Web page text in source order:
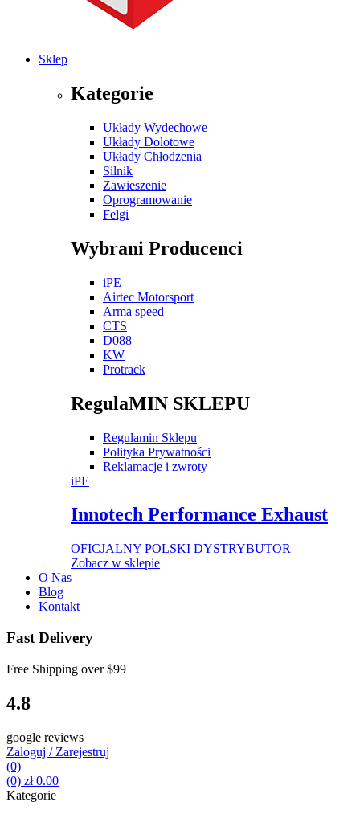
Sklep
Kategorie
Układy Wydechowe
Układy Dolotowe
Układy Chłodzenia
Silnik
Zawieszenie
Oprogramowanie
Felgi
Wybrani Producenci
iPE
Airtec Motorsport
Arma speed
CTS
D088
KW
Protrack
RegulaMIN SKLEPU
Regulamin Sklepu
Polityka Prywatności
Reklamacje i zwroty
iPE
Innotech Performance Exhaust
OFICJALNY POLSKI DYSTRYBUTOR
Zobacz w sklepie
O Nas
Blog
Kontakt
Fast Delivery
Free Shipping over$99
4.8
google reviews
Zaloguj / Zarejestruj
(0)
(0) zł0.00
Kategorie